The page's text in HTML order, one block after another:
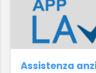
Assistenza